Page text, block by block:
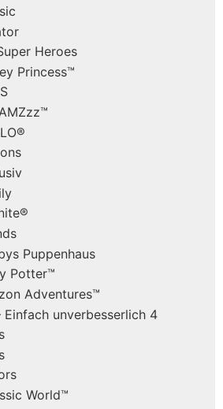
Heroes
Princess™
Puppenhaus
Potter™
Adventures™
Einfach unverbesserlich 4
World™